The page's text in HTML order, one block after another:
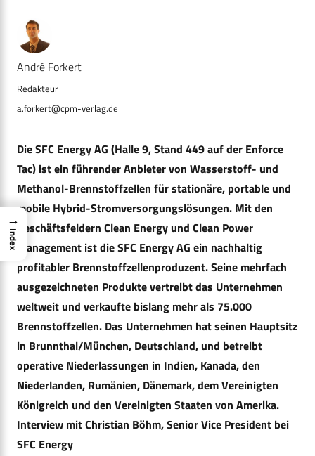
André Forkert
a.forkert@cpm-verlag.de
Die SFC Energy AG (Halle 9, Stand 449 auf der Enforce
Tac) ist ein führender Anbieter von Wasserstoff- und
Methanol-Brennstoffzellen für stationäre, portable und
mobile Hybrid-Stromversorgungslösungen. Mit den
Geschäftsfeldern Clean Energy und Clean Power
Management ist die SFC Energy AG ein nachhaltig
profitabler Brennstoffzellenproduzent. Seine mehrfach
ausgezeichneten Produkte vertreibt das Unternehmen
weltweit und verkaufte bislang mehr als 75.000
Brennstoffzellen. Das Unternehmen hat seinen Hauptsitz
in Brunnthal/München, Deutschland, und betreibt
operative Niederlassungen in Indien, Kanada, den
Niederlanden, Rumänien, Dänemark, dem Vereinigten
Königreich und den Vereinigten Staaten von Amerika.
Interview mit Christian Böhm, Senior Vice President bei
SFC Energy
→
Index